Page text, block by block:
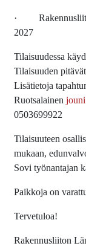
· Rakennusliito
2027
Tilaisuudessa
Tilaisuuden
Lisätietoja
Ruotsalainen
0503699922
Tilaisuuteen
mukaan,
Sovi työnantajan
Paikkoja on
Tervetuloa!
Rakennusliiton